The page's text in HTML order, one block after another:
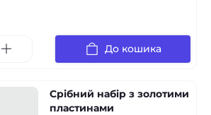
До кошика
Срібний набір з золотими
пластинами